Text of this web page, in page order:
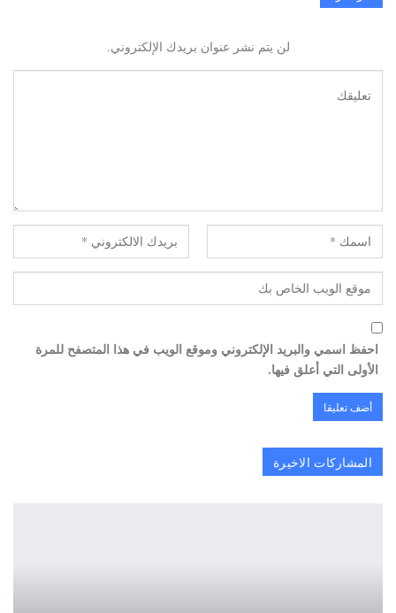
لن يتم نشر عنوان بريدك الإلكتروني.
احفظ اسمي والبريد الإلكتروني وموقع الويب في هذا المتصفح للمرة
الأولى التي أعلق فيها.
المشاركات الاخيرة